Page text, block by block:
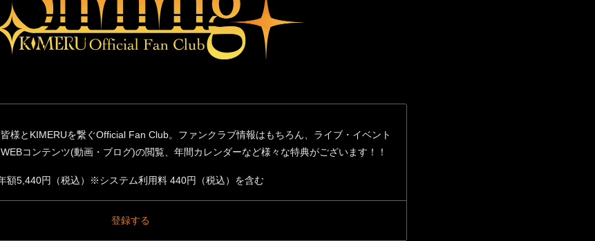
様とKIMERUを繋ぐOfficial Fan Club。ファンクラブ情報はもちろん、ライブ・イベント
コンテンツ(動画・ブログ)の閲覧、年間カレンダーなど様々な特典がございます！！
額5,440円（税込） ※システム利用料 440円（税込）を含む
登録する